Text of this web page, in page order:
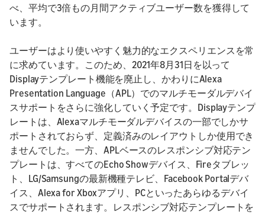
べ、平均で3倍もの月間アクティブユーザー数を獲得して
います。
ユーザーはより使いやすく魅力的なエクスペリエンスを常
に求めています。このため、2021年8月31日を以って
Displayテンプレート機能を廃止し、かわりにAlexa
Presentation Language（APL）でのマルチモーダルデバイ
スサポートをさらに強化していく予定です。Displayテンプ
レートは、Alexaマルチモーダルデバイスの一部でしかサ
ポートされておらず、定義済みのレイアウトしか使用でき
ませんでした。一方、APLベースのレスポンシブ対応テン
プレートは、すべてのEcho Showデバイス、Fireタブレッ
ト、LG/Samsungの最新機種テレビ、Facebook Portalデバ
イス、Alexa for Xboxアプリ、PCといったあらゆるデバイ
スでサポートされます。レスポンシブ対応テンプレートを